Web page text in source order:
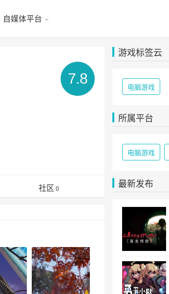
自媒体平台
7.8
社区 0
游戏标签云
电脑游戏
所属平台
电脑游戏
最新发布